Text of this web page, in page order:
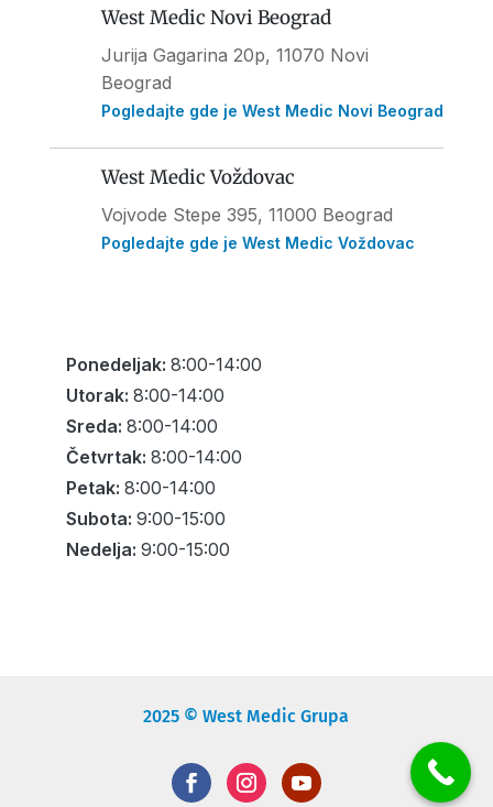
West Medic Novi Beograd
Jurija Gagarina 20p, 11070 Novi
Beograd
Pogledajte gde je West Medic Novi Beograd
West Medic Voždovac
Vojvode Stepe 395, 11000 Beograd
Pogledajte gde je West Medic Voždovac
Ponedeljak: 8:00-14:00
Utorak: 8:00-14:00
Sreda: 8:00-14:00
Četvrtak: 8:00-14:00
Petak: 8:00-14:00
Subota: 9:00-15:00
Nedelja: 9:00-15:00
2025 © West Medic Grupa